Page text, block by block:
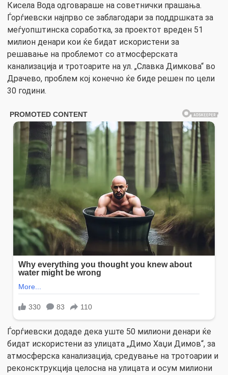
Кисела Вода одговараше на советнички прашања.
Ѓорѓиевски најпрво се заблагодари за поддршката за
меѓуопштинска соработка, за проектот вреден 51
милион денари кои ќе бидат искористени за
решавање на проблемот со атмосферската
канализација и тротоарите на ул. „Славка Димкова“ во
Драчево, проблем кој конечно ќе биде решен по цели
30 години.
Ѓорѓиевски додаде дека уште 50 милиони денари ќе
бидат искористени аз улицата „Димо Хаџи Димов“, за
атмосферска канализација, средување на тротоарии и
реконсктрукција целосна на улицата и осум милиони